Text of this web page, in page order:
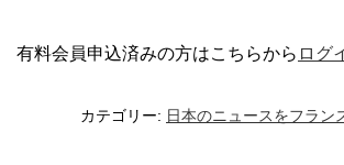
有料会員申込済みの方はこちらから ログ
カテゴリー: 日本のニュースをフラン